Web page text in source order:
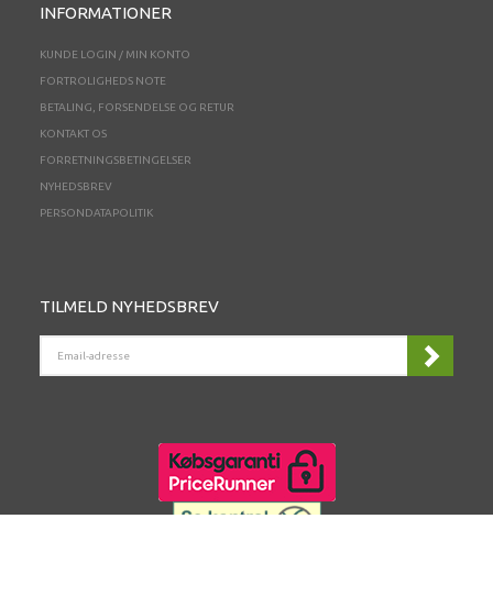
INFORMATIONER
KUNDE LOGIN / MIN KONTO
FORTROLIGHEDS NOTE
BETALING, FORSENDELSE OG RETUR
KONTAKT OS
FORRETNINGSBETINGELSER
NYHEDSBREV
PERSONDATAPOLITIK
TILMELD NYHEDSBREV
ADRESSE